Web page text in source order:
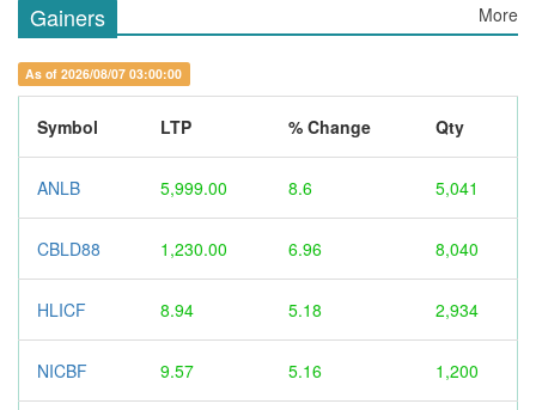
Gainers More
As of 2026/08/07 03:00:00
Symbol LTP % Change Qty
ANLB 5,999.00 8.6 5,041
CBLD88 1,230.00 6.96 8,040
HLICF 8.94 5.18 2,934
NICBF 9.57 5.16 1,200